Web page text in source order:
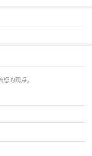
的观点。